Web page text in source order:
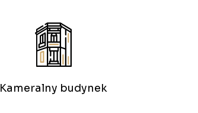
Kameralny budynek